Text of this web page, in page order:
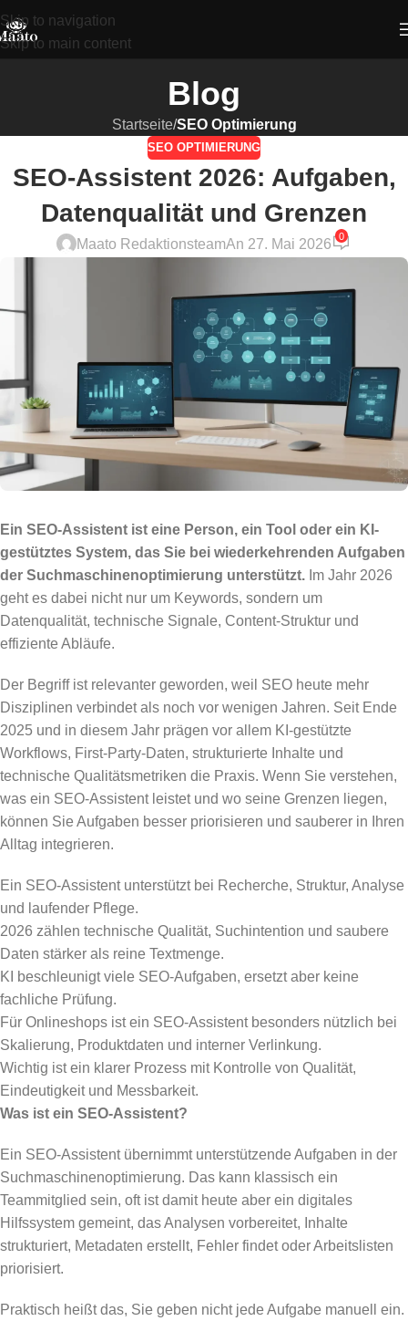
Skip to navigation
Skip to main content
Blog
Startseite/SEO Optimierung
SEO OPTIMIERUNG
SEO-Assistent 2026: Aufgaben,
Datenqualität und Grenzen
Maato RedaktionsteamAn 27. Mai 2026
0
Ein SEO-Assistent ist eine Person, ein Tool oder ein KI-
gestütztes System, das Sie bei wiederkehrenden Aufgaben
der Suchmaschinenoptimierung unterstützt. Im Jahr 2026
geht es dabei nicht nur um Keywords, sondern um
Datenqualität, technische Signale, Content-Struktur und
effiziente Abläufe.
Der Begriff ist relevanter geworden, weil SEO heute mehr
Disziplinen verbindet als noch vor wenigen Jahren. Seit Ende
2025 und in diesem Jahr prägen vor allem KI-gestützte
Workflows, First-Party-Daten, strukturierte Inhalte und
technische Qualitätsmetriken die Praxis. Wenn Sie verstehen,
was ein SEO-Assistent leistet und wo seine Grenzen liegen,
können Sie Aufgaben besser priorisieren und sauberer in Ihren
Alltag integrieren.
Ein SEO-Assistent unterstützt bei Recherche, Struktur, Analyse
und laufender Pflege.
2026 zählen technische Qualität, Suchintention und saubere
Daten stärker als reine Textmenge.
KI beschleunigt viele SEO-Aufgaben, ersetzt aber keine
fachliche Prüfung.
Für Onlineshops ist ein SEO-Assistent besonders nützlich bei
Skalierung, Produktdaten und interner Verlinkung.
Wichtig ist ein klarer Prozess mit Kontrolle von Qualität,
Eindeutigkeit und Messbarkeit.
Was ist ein SEO-Assistent?
Ein SEO-Assistent übernimmt unterstützende Aufgaben in der
Suchmaschinenoptimierung. Das kann klassisch ein
Teammitglied sein, oft ist damit heute aber ein digitales
Hilfssystem gemeint, das Analysen vorbereitet, Inhalte
strukturiert, Metadaten erstellt, Fehler findet oder Arbeitslisten
priorisiert.
Praktisch heißt das, Sie geben nicht jede Aufgabe manuell ein.